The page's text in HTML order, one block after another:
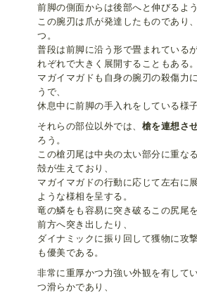
前脚の側面からは後部へと伸びるよ
この腕刃は爪が発達したものであり
つ。
普段は前脚に沿う形で畳まれている
れぞれで大きく展開することもある。
マガイマガドも自身の腕刃の殺傷力
うで、
休息中に前脚の手入れをしている様
それらの部位以外では、 槍を連想さ
ろう。
この槍刃尾は中央の太い部分に重な
殻が生えており、
マガイマガドの行動に応じて左右に
ような様相を呈する。
竜の鱗をも容易に突き破るこの尻尾
前方へ突き出したり、
ダイナミックに振り回して獲物に攻
も優美である。
非常に重厚かつ力強い外観を有して
つ滑らかであり、